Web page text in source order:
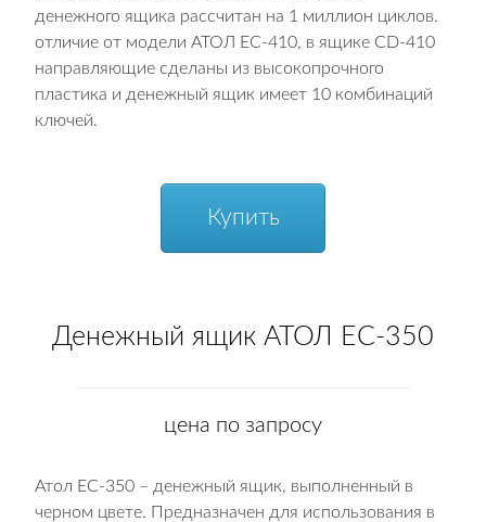
денежного ящика рассчитан на 1 миллион циклов.
отличие от модели АТОЛ EC-410, в ящике CD-410
направляющие сделаны из высокопрочного
пластика и денежный ящик имеет 10 комбинаций
ключей.
Купить
Денежный ящик АТОЛ EC-350
цена по запросу
Атол EC-350 – денежный ящик, выполненный в
черном цвете. Предназначен для использования в